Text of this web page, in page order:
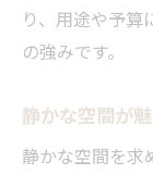
り、用途や予算
の強みです。
静かな空間が
静かな空間を求